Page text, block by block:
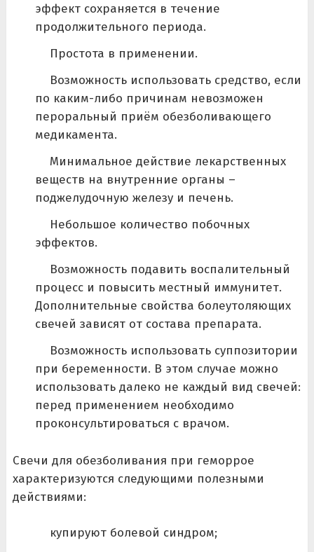
эффект сохраняется в течение
продолжительного периода.
Простота в применении.
Возможность использовать средство, если
по каким-либо причинам невозможен
пероральный приём обезболивающего
медикамента.
Минимальное действие лекарственных
веществ на внутренние органы –
поджелудочную железу и печень.
Небольшое количество побочных
эффектов.
Возможность подавить воспалительный
процесс и повысить местный иммунитет.
Дополнительные свойства болеутоляющих
свечей зависят от состава препарата.
Возможность использовать суппозитории
при беременности. В этом случае можно
использовать далеко не каждый вид свечей:
перед применением необходимо
проконсультироваться с врачом.
Свечи для обезболивания при геморрое
характеризуются следующими полезными
действиями:
купируют болевой синдром;